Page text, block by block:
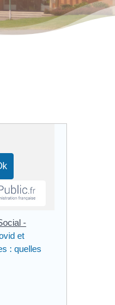
-
et
: quelles